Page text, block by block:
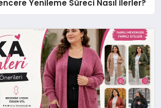
Yenileme Süreci Nasıl İlerler?